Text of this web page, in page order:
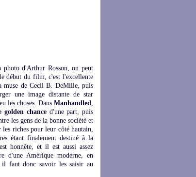
d'Arthur Rosson, on peut
début du film, c'est l'excellente
muse de Cecil B. DeMille, puis
une image distante de star
les choses. Dans Manhandled,
golden chanced'une part, puis
les gens de la bonne société et
riches pour leur côté hautain,
étant finalement destiné à la
honnête, et il est aussi assez
d'une Amérique moderne, en
il faut donc savoir les saisir au